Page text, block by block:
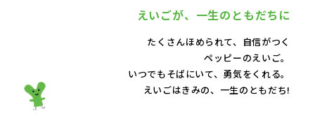
えいごが、 一生のともだちに
たくさんほめられて、自信がつく
ペッピーのえいご。
いつでもそばにいて、 勇気をくれる。
えいごはきみの、一生のともだち!